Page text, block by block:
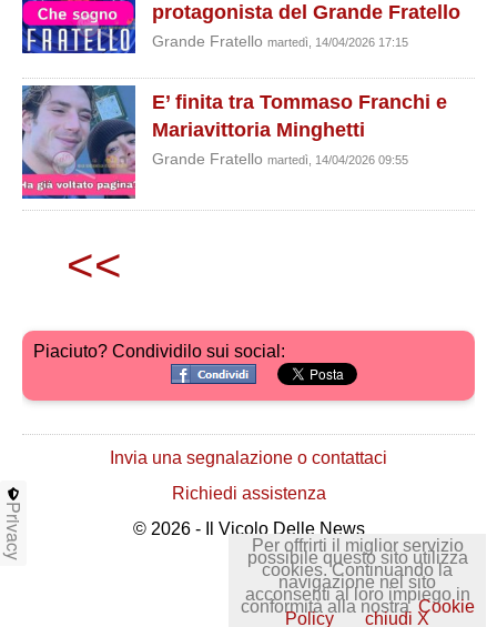
protagonista del Grande Fratello
Grande Fratello martedì, 14/04/2026 17:15
E’ finita tra Tommaso Franchi e
Mariavittoria Minghetti
Grande Fratello martedì, 14/04/2026 09:55
<<
Piaciuto? Condividilo sui social:
Invia una segnalazione o contattaci
Richiedi assistenza
© 2026 - Il Vicolo Delle News
Per offrirti il miglior servizio
possibile questo sito utilizza
cookies. Continuando la
navigazione nel sito
acconsenti al loro impiego in
conformità alla nostra Cookie
Policy chiudi X
Privacy